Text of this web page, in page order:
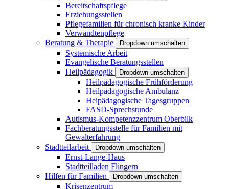
Bereitschaftspflege
Erziehungsstellen
Pflegefamilien für chronisch kranke Kinder
Verwandtenpflege
Beratung & Therapie
Dropdown umschalten
Systemische Arbeit
Evangelische Beratungsstellen
Heilpädagogik
Dropdown umschalten
Heilpädagogische Frühförderung
Heilpädagogische Ambulanz
Heipädagogische Tagesgruppen
FASD-Sprechstunde
Autismus-Kompetenzzentrum Oberbilk
Fachberatungsstelle für Familien mit
Gewalterfahrung
Stadtteilarbeit
Dropdown umschalten
Ernst-Lange-Haus
Stadtteilladen Flingern
Hilfen für Familien
Dropdown umschalten
Krisenzentrum